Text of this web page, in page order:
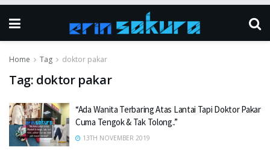
Home Tag doktor pakar
Tag: doktor pakar
“Ada Wanita Terbaring Atas Lantai Tapi Doktor Pakar
Cuma Tengok & Tak Tolong..”
13TH NOVEMBER 2019